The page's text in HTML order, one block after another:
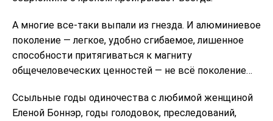
А многие все-таки выпали из гнезда. И алюминиевое
поколение — легкое, удобно сгибаемое, лишенное
способности притягиваться к магниту
общечеловеческих ценностей — не всё поколение…
Ссыльные годы одиночества с любимой женщиной
Еленой Боннэр, годы голодовок, преследований,